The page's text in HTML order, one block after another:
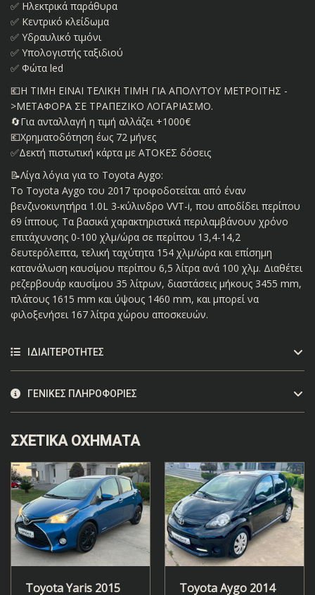
✅ Ηλεκτρικά παράθυρα
✅ Κεντρικό κλείδωμα
✅ Υδραυλικό τιμόνι
✅ Υπολογιστής ταξιδιού
✅ Φώτα led
💶Η ΤΙΜΗ ΕΙΝΑΙ ΤΕΛΙΚΗ ΤΙΜΗ ΓΙΑ ΑΠΟΛΥΤΟΥ ΜΕΤΡΟΙΤΗΣ -
>ΜΕΤΑΦΟΡΑ ΣΕ ΤΡΑΠΕΖΙΚΟ ΛΟΓΑΡΙΑΣΜΟ.
🔄Για ανταλλαγή η τιμή αλλάζει +1000€
💶Χρηματοδότηση έως 72 μήνες
✅Δεκτή πιστωτική κάρτα με ΑΤΟΚΕΣ δόσεις
📝Λίγα λόγια για το Toyota Aygo:
Το Toyota Aygo του 2017 τροφοδοτείται από έναν
βενζινοκινητήρα 1.0L 3-κύλινδρο VVT-i, που αποδίδει περίπου
69 ίππους. Τα βασικά χαρακτηριστικά περιλαμβάνουν χρόνο
επιτάχυνσης 0-100 χλμ/ώρα σε περίπου 13,4-14,2
δευτερόλεπτα, τελική ταχύτητα 154 χλμ/ώρα και επίσημη
κατανάλωση καυσίμου περίπου 6,5 λίτρα ανά 100 χλμ. Διαθέτει
ρεζερβουάρ καυσίμου 35 λίτρων, διαστάσεις μήκους 3455 mm,
πλάτους 1615 mm και ύψους 1460 mm, και μπορεί να
φιλοξενήσει 167 λίτρα χώρου αποσκευών.
ΙΔΙΑΙΤΕΡΌΤΗΤΕΣ
ΓΕΝΙΚΈΣ ΠΛΗΡΟΦΟΡΊΕΣ
ΣΧΕΤΙΚΆ ΟΧΉΜΑΤΑ
Toyota Yaris 2015 Toyota Aygo 2014